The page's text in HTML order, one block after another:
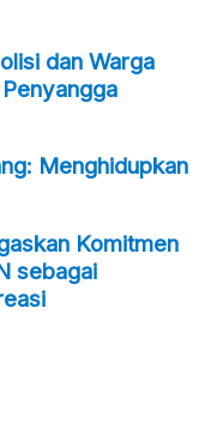
dan Warga
Menghidupkan
Komitmen
sebagai